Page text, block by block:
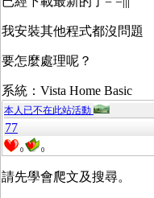
我安裝其他程式都沒問題
要怎麼處理呢？
系統：Vista Home Basic
本人已不在此站活動
77
0 0
請先學會爬文及搜尋。